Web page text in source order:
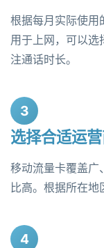
根据每月实际使用
用于上网，可以选
注通话时长。
3
选择合适运
移动流量卡覆盖广
比高。根据所在地
4